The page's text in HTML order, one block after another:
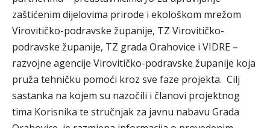
zaštićenim dijelovima prirode i ekološkom mrežom
Virovitičko-podravske županije, TZ Virovitičko-
podravske županije, TZ grada Orahovice i VIDRE –
razvojne agencije Virovitičko-podravske županije koja
pruža tehničku pomoći kroz sve faze projekta. Cilj
sastanka na kojem su nazočili i članovi projektnog
tima Korisnika te stručnjak za javnu nabavu Grada